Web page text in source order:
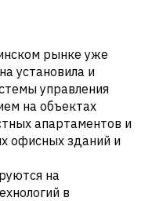
рынке уже
установила и
управления
на объектах
апартаментов и
офисных зданий и
на
в